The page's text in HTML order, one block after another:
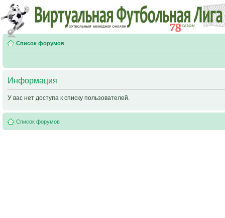
Список форумов
Информация
У вас нет доступа к списку пользователей.
Список форумов